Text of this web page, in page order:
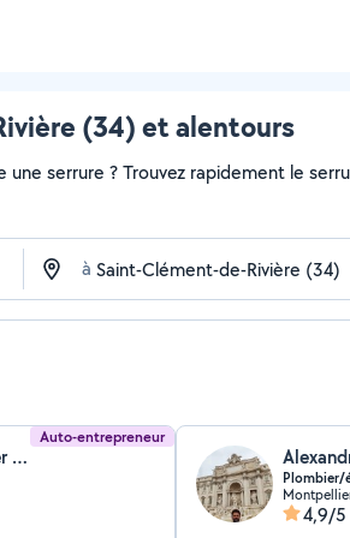
(34) et alentours
serrure ? Trouvez rapidement le
à
Auto-entrepreneur
Abdellah Mazouz (serrurier menuiserie)
4,9/5